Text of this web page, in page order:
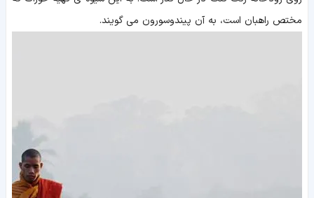
مختص راهبان است، به آن پیندوسورون می گویند.